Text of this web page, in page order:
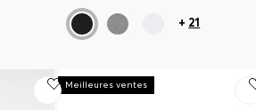
+ 21
Meilleures ventes